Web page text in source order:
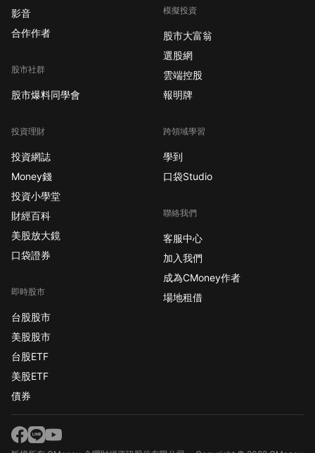
影音
合作作者
股市社群
股市爆料同學會
投資理財
投資網誌
Money錢
投資小學堂
財經百科
美股放大鏡
口袋證券
即時股市
台股股市
美股股市
台股ETF
美股ETF
債券
模擬投資
股市大富翁
選股網
雲端控股
報明牌
跨領域學習
學到
口袋Studio
聯絡我們
客服中心
加入我們
成為CMoney作者
場地租借